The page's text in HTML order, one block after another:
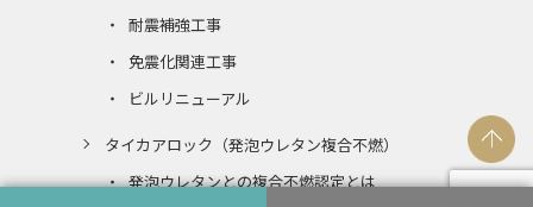
耐震補強工事
免震化関連工事
ビルリニューアル
タイカアロック（発泡ウレタン複合不燃）
発泡ウレタンとの複合不燃認定とは